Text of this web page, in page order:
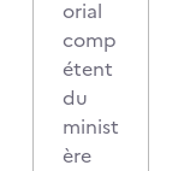
orial
comp
étent
du
minist
ère